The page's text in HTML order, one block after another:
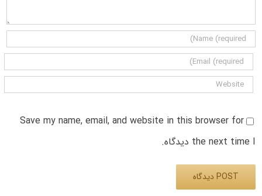
Save my name, email, and website in this browser for
the next time I دیدگاه.